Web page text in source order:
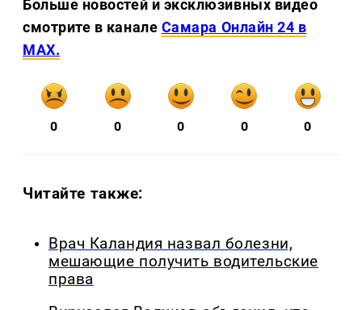
Больше новостей и эксклюзивных видео
смотрите в канале Самара Онлайн 24 в
MAX.
0 0 0 0 0
Читайте также:
Врач Каландия назвал болезни,
мешающие получить водительские
права